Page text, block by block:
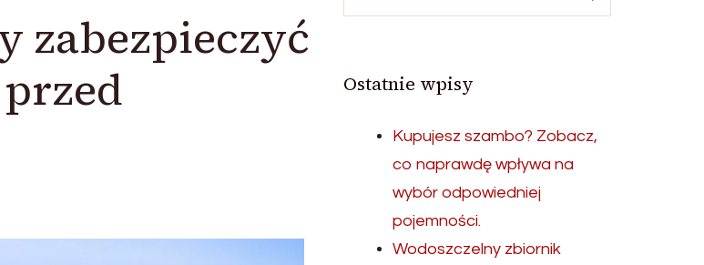
zabezpieczyć
Ostatnie wpisy
Kupujesz szambo? Zobacz,
co naprawdę wpływa na
wybór odpowiedniej
pojemności.
Wodoszczelny zbiornik